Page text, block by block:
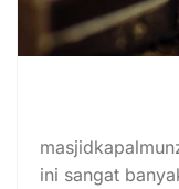
ini sangat